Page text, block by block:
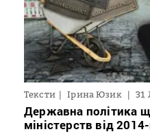
Тексти Ірина Юзик 31
Державна політика
міністерств від